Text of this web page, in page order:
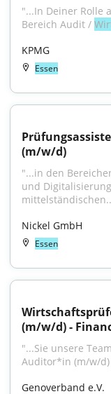
"...In Deiner Rolle
Bereich Audit /
KPMG
Essen
(m/w/d)
"...in den
und
Nickel GmbH
Essen
(m/w/d) -
"...Sie unsere
Auditor*in (m/w/
Genoverband e.V.